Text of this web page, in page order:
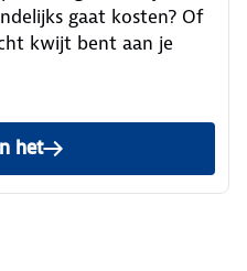
gaat kosten? Of
kwijt bent aan je
het